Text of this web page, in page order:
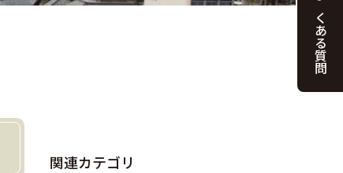
よくある
質問
関連カテゴリ